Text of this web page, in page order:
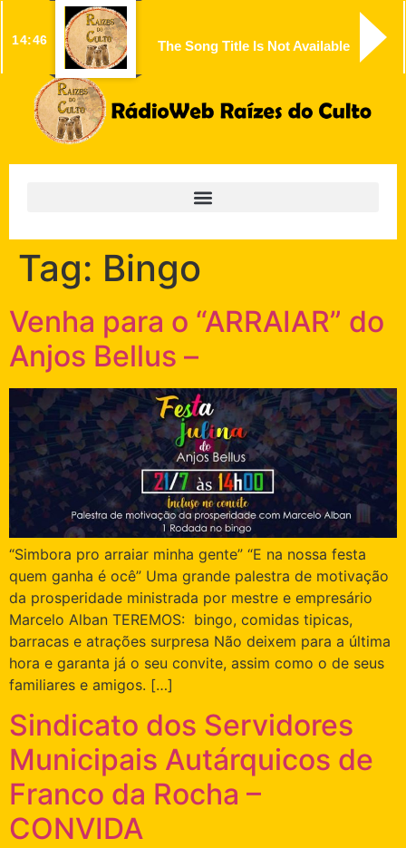
14:46 The Song Title Is Not Available
Tag: Bingo
Venha para o “ARRAIAR” do
Anjos Bellus –
“Simbora pro arraiar minha gente” “E na nossa festa
quem ganha é ocê” Uma grande palestra de motivação
da prosperidade ministrada por mestre e empresário
Marcelo Alban TEREMOS: bingo, comidas tipicas,
barracas e atrações surpresa Não deixem para a última
hora e garanta já o seu convite, assim como o de seus
familiares e amigos. […]
Sindicato dos Servidores
Municipais Autárquicos de
Franco da Rocha –
CONVIDA